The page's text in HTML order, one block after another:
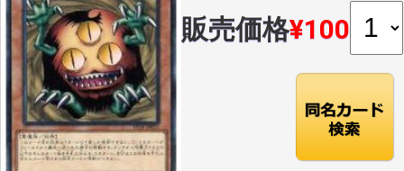
販売価格¥100